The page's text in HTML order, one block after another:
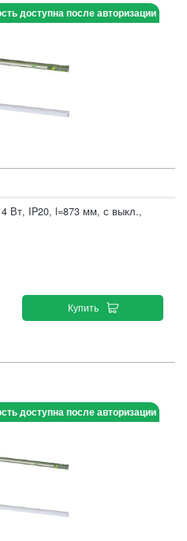
доступна после авторизации
Вт, IP20, l=873 мм, с выкл.,
Купить
доступна после авторизации